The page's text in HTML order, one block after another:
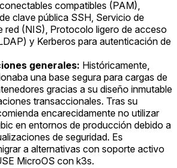
compatibles (PAM),
clave pública SSH, Servicio de
red (NIS), Protocolo ligero de acceso
y Kerberos para autenticación de
generales: Históricamente,
una base segura para cargas de
gracias a su diseño inmutable
transaccionales. Tras su
encarecidamente no utilizar
en entornos de producción debido a
de seguridad. Es
a alternativas con soporte activo
MicroOS con k3s.